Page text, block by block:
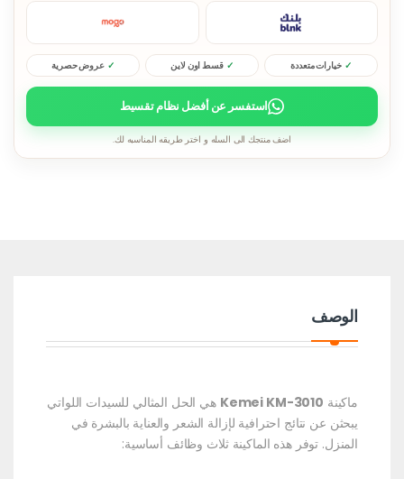
خيارات متعددة قسط اون لاين عروض حصرية
استفسر عن أفضل نظام تقسيط
اضف منتجك الى السله و اختر طريقه المناسبه لك.
الوصف
ماكينة Kemei KM-3010 هي الحل المثالي للسيدات اللواتي
يبحثن عن نتائج احترافية لإزالة الشعر والعناية بالبشرة في
المنزل. توفر هذه الماكينة ثلاث وظائف أساسية: